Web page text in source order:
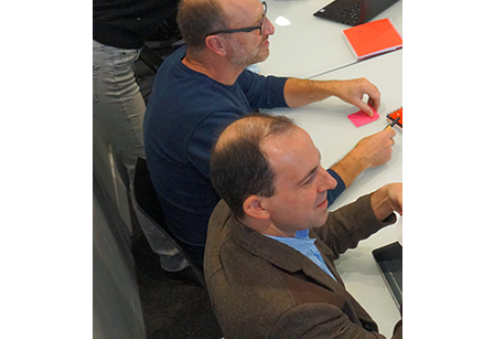
transformation de l’entreprise